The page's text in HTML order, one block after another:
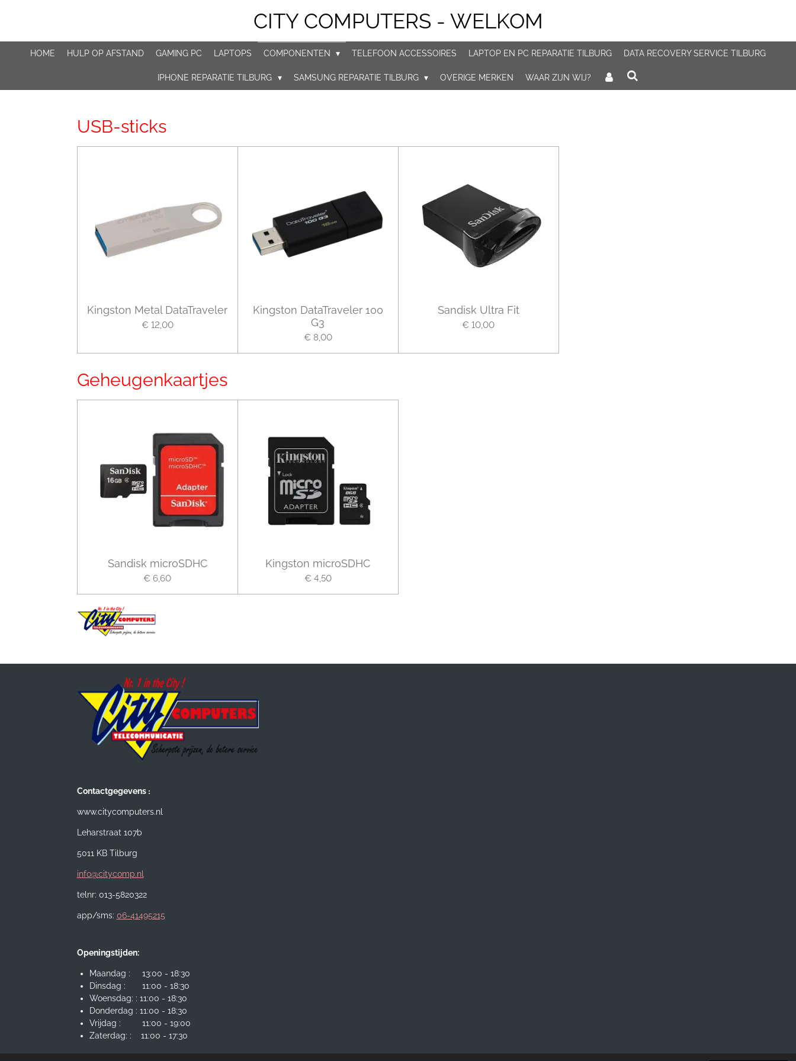
CITY COMPUTERS - WELKOM
HOME HULP OP AFSTAND GAMING PC LAPTOPS COMPONENTEN TELEFOON ACCESSOIRES LAPTOP EN PC REPARATIE TILBURG DATA RECOVERY SERVICE TILBURG
IPHONE REPARATIE TILBURG SAMSUNG REPARATIE TILBURG OVERIGE MERKEN WAAR ZIJN WIJ?
USB-sticks
Kingston Metal DataTraveler
€ 12,00
Kingston DataTraveler 100
G3
€ 8,00
Sandisk Ultra Fit
€ 10,00
Geheugenkaartjes
Sandisk microSDHC
€ 6,60
Kingston microSDHC
€ 4,50
Contactgegevens:
www.citycomputers.nl
Leharstraat 107b
5011 KB Tilburg
info@citycomp.nl
telnr: 013-5820322
app/sms: 06-41495215
Openingstijden:
Maandag : 13:00 - 18:30
Dinsdag : 11:00 - 18:30
Woensdag: : 11:00 - 18:30
Donderdag : 11:00 - 18:30
Vrijdag : 11:00 - 19:00
Zaterdag: : 11:00 - 17:30